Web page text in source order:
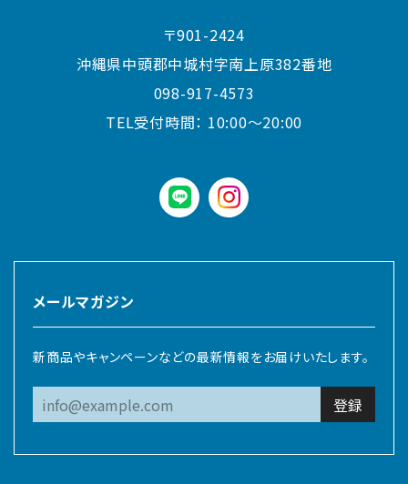
〒901-2424
沖縄県中頭郡中城村字南上原382番地
098-917-4573
TEL受付時間： 10:00〜20:00
LINE instagram
メールマガジン
新商品やキャンペーンなどの最新情報をお届けいたします。
登録